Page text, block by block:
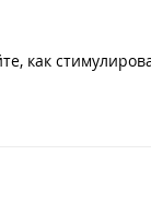
как